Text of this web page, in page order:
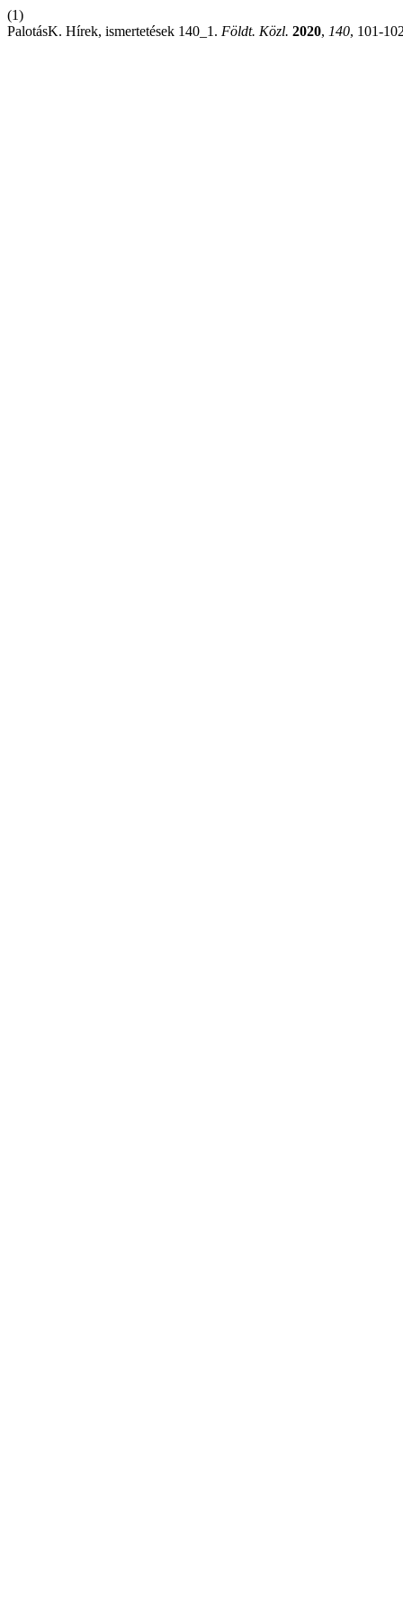
(1)
PalotásK. Hírek, ismertetések 140_1. Földt. Közl. 2020, 140, 101-